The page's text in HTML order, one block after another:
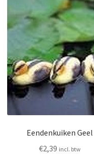
Eendenkuiken Geel
€2,39 incl. btw